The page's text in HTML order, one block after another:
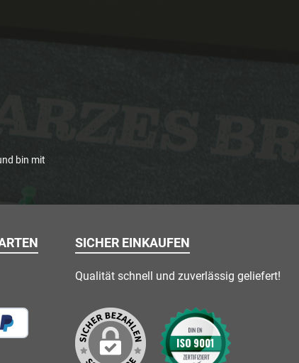
bin mit
SICHER EINKAUFEN
Qualität schnell und zuverlässig geliefert!